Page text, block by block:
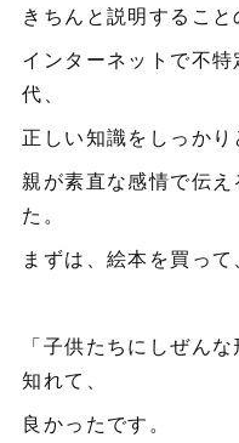
きちんと説明すること
インターネットで不
代、
正しい知識をしっかり
親が素直な感情で伝
た。
まずは、絵本を買っ
「子供たちにしぜん
知れて、
良かったです。